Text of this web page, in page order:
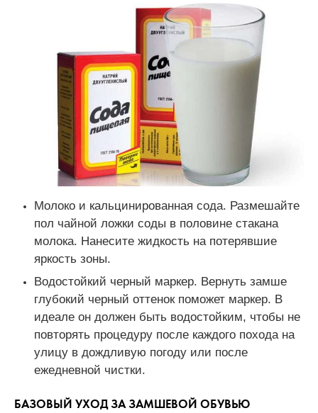
Молоко и кальцинированная сода. Размешайте
пол чайной ложки соды в половине стакана
молока. Нанесите жидкость на потерявшие
яркость зоны.
Водостойкий черный маркер. Вернуть замше
глубокий черный оттенок поможет маркер. В
идеале он должен быть водостойким, чтобы не
повторять процедуру после каждого похода на
улицу в дождливую погоду или после
ежедневной чистки.
БАЗОВЫЙ УХОД ЗА ЗАМШЕВОЙ ОБУВЬЮ